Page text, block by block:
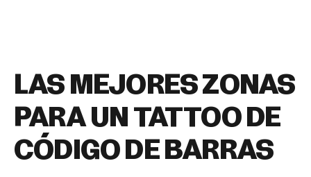
LAS MEJORES ZONAS
PARA UN TATTOO DE
CÓDIGO DE BARRAS